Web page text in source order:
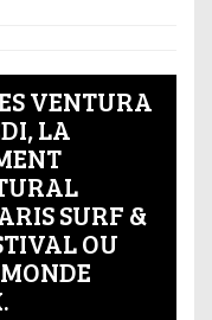
VENTURA
LA
SURF &
OU